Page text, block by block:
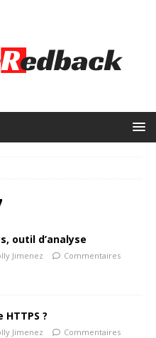
outil d’analyse
Jimenez
Commentaires
HTTPS ?
Jimenez
Commentaires